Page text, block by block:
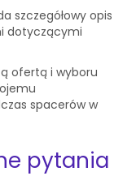
szczegółowy opis
dotyczącymi
ofertą i wyboru
spacerów w
pytania